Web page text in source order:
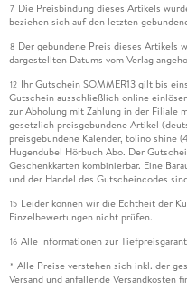
7 Die Preisbindung dieses Artikels
beziehen sich auf den letzten
8 Der gebundene Preis dieses Artikels
dargestellten Datums vom Verlag
12 Ihr Gutschein SOMMER13 gilt bis
Gutschein ausschließlich online
zur Abholung mit Zahlung in der
gesetzlich preisgebundene Artikel
preisgebundene Kalender, tolino shine
Hugendubel Hörbuch Abo. Der
Geschenkkarten kombinierbar. Eine
und der Handel des Gutscheincodes
15 Leider können wir die Echtheit der
Einzelbewertungen nicht prüfen.
16 Alle Informationen zur
* Alle Preise verstehen sich inkl. der
Versand und anfallende Versandkosten